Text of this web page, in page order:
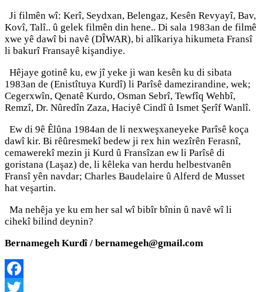
Ji filmên wî: Kerî, Seydxan, Belengaz, Kesên Revyayî, Bav,
Kovî, Talî.. û gelek filmên din hene.. Di sala 1983an de filmê
xwe yê dawî bi navê (DÎWAR), bi alîkariya hikumeta Fransî
li bakurî Fransayê kişandiye.
Hêjaye gotinê ku, ew jî yeke ji wan kesên ku di sibata
1983an de (Enistîtuya Kurdî) li Parîsê damezirandine, wek;
Cegerxwîn, Qenatê Kurdo, Osman Sebrî, Tewfîq Wehbî,
Remzî, Dr. Nûredîn Zaza, Haciyê Cindî û Ismet Şerîf Wanlî.
Ew di 9ê Êlûna 1984an de li nexweşxaneyeke Parîsê koça
dawî kir. Bi rêûresmekî bedew ji rex hin wezîrên Ferasnî,
cemawerekî mezin ji Kurd û Fransîzan ew li Parîsê di
goristana (Laşaz) de, li kêleka van herdu helbestvanên
Fransî yên navdar; Charles Baudelaire û Alferd de Musset
hat veşartin.
Ma nehêja ye ku em her sal wî bibîr bînin û navê wî li
cihekî bilind deynin?
Bernamegeh Kurdî / bernamegeh@gmail.com
Facebook